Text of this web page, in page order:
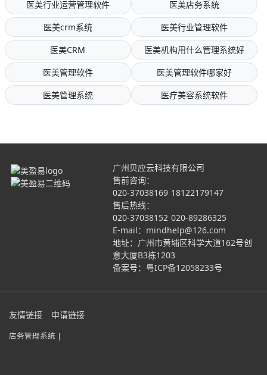
医美行业运营管理软件
医美店务系统
医美crm系统
医美行业管理软件
医美CRM
医美机构用什么管理系统好
医美管理软件
医美管理软件哪家好
医美管理系统
医疗美容系统软件
广州贝应云科技有限公司
售前咨询：
020-37038169 18122179147
售后热线：
020-37038152 020-89286325
E-mail：mindhelp@126.com
地址：广州市黄埔区科学大道162号创
意大厦B3栋1203
备案号： 粤ICP备12058233号
友情链接 申请链接
店务管理系统 |